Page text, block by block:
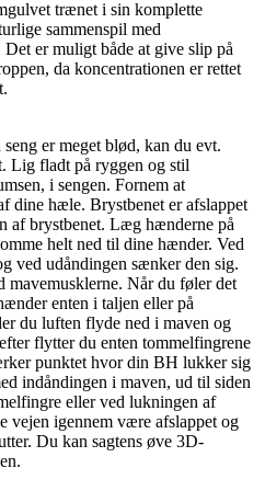
trænet i sin komplette
sammenspil med
er muligt både at give slip på
da koncentrationen er rettet
er meget blød, kan du evt.
Lig fladt på ryggen og stil
i sengen. Fornem at
dine hæle. Brystbenet er afslappet
af brystbenet. Læg hænderne på
helt ned til dine hænder. Ved
ved udåndingen sænker den sig.
mavemusklerne. Når du føler det
enten i taljen eller på
du luften flyde ned i maven og
flytter du enten tommelfingrene
punktet hvor din BH lukker sig
indåndingen i maven, ud til siden
eller ved lukningen af
vejen igennem være afslappet og
Du kan sagtens øve 3D-